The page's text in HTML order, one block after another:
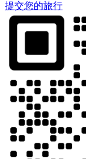
提交您的旅行